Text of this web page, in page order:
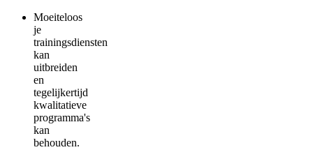
Moeiteloos
je
trainingsdiensten
kan
uitbreiden
en
tegelijkertijd
kwalitatieve
programma's
kan
behouden.